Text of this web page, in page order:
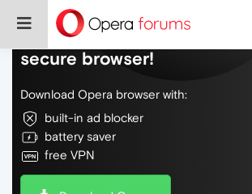
Do more on the web, with a
secure browser!
Download Opera browser with:
built-in ad blocker
battery saver
free VPN